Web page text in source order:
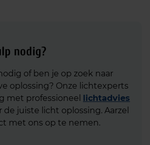
nodig?
of ben je op zoek naar
oplossing? Onze lichtexperts
met professioneel lichtadvies
de juiste licht oplossing. Aarzel
met ons op te nemen.